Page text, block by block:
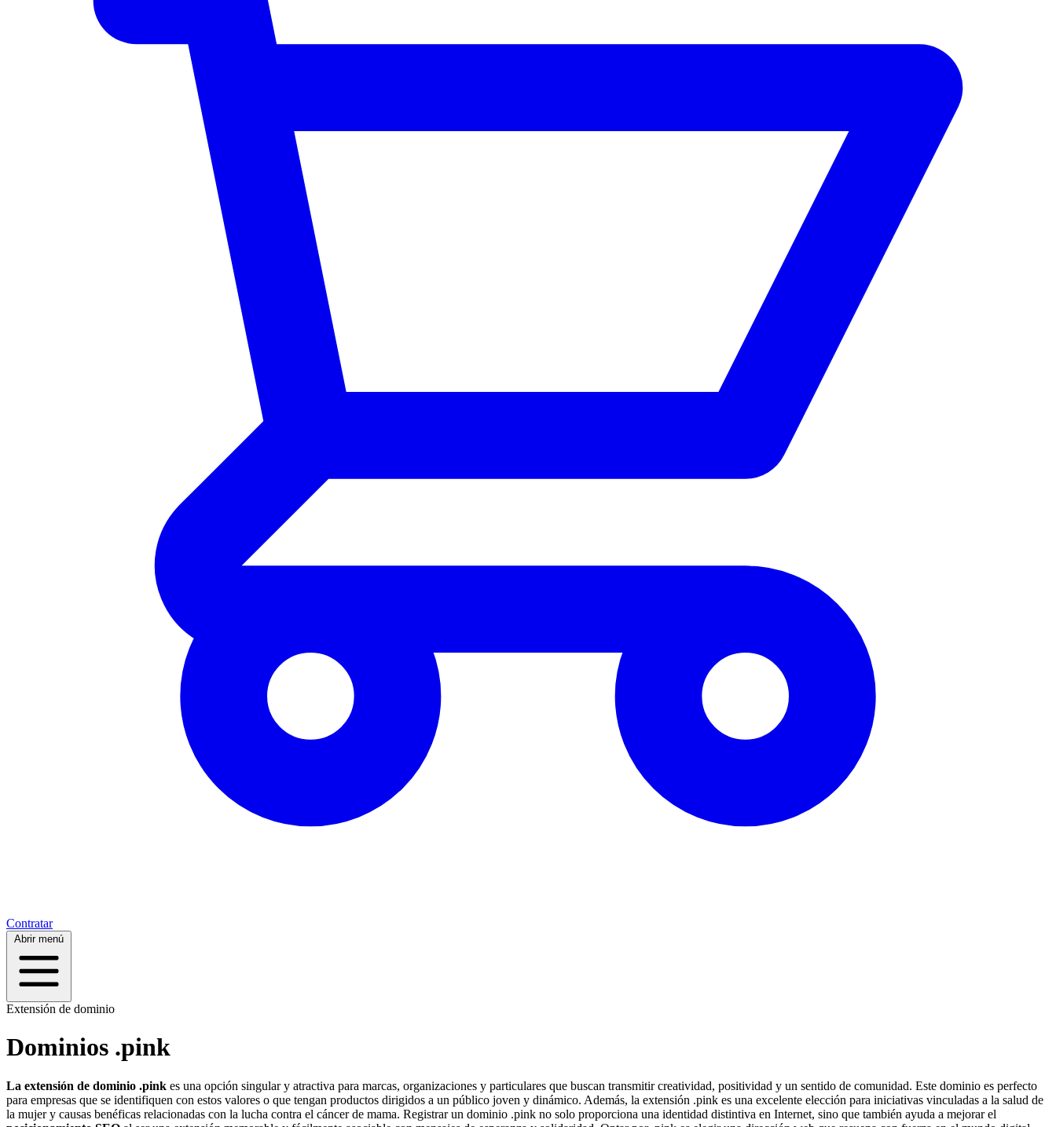
Contratar
Abrir menú
Extensión de dominio
Dominios .pink
La extensión de dominio .pink es una opción singular y atractiva para marcas, organizaciones y particulares que buscan transmitir creatividad, positividad y un sentido de comunidad. Este dominio es perfecto
para empresas que se identifiquen con estos valores o que tengan productos dirigidos a un público joven y dinámico. Además, la extensión .pink es una excelente elección para iniciativas vinculadas a la salud de
la mujer y causas benéficas relacionadas con la lucha contra el cáncer de mama. Registrar un dominio .pink no solo proporciona una identidad distintiva en Internet, sino que también ayuda a mejorar el